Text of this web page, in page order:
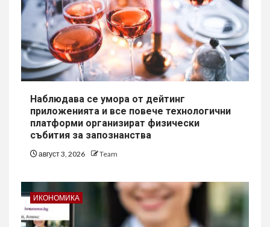
Наблюдава се умора от дейтинг
приложенията и все повече технологични
платформи организират физически
събития за запознанства
август 3, 2026 Team
ИКОНОМИКА